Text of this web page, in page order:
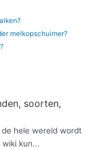
melkopschuimer?
soorten,
hele wereld wordt
kun...